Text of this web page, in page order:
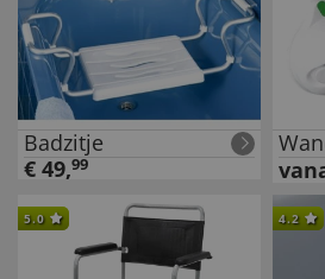
Badzitje
€ 49,99
5.0 4.2